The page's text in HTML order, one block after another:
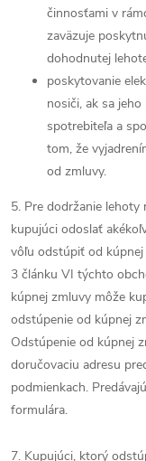
činnosťami v
zaväzuje
dohodnutej
poskytovanie
nosiči, ak sa
spotrebiteľa a
tom, že
od zmluvy.
5. Pre dodržanie
kupujúci odoslať
vôľu odstúpiť od
3 článku VI týchto
kúpnej zmluvy môže
odstúpenie od kúpnej
Odstúpenie od kúpnej
doručovaciu adresu
podmienkach.
formulára.
7. Kupujúci, ktorý